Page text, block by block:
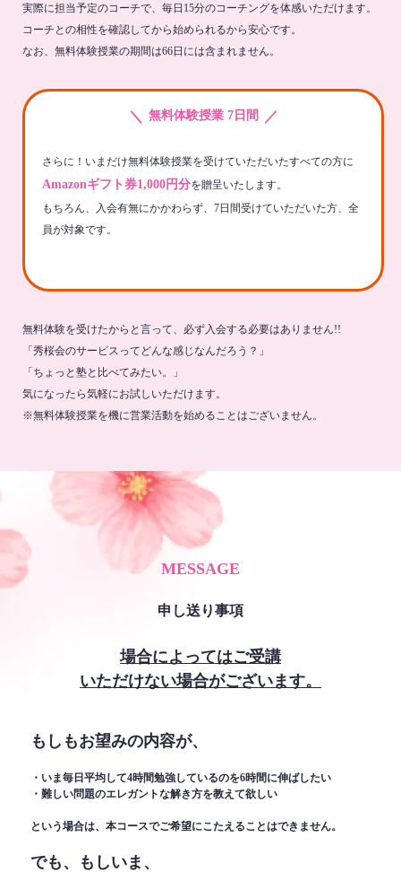
実際に担当予定のコーチで、毎日15分のコーチングを体感いただけます。
コーチとの相性を確認してから始められるから安心です。
なお、無料体験授業の期間は66日には含まれません。
＼ 無料体験授業 7日間 ／
さらに！いまだけ無料体験授業を受けていただいたすべての方に
Amazonギフト券1,000円分を贈呈いたします。
もちろん、入会有無にかかわらず、7日間受けていただいた方、全
員が対象です。
無料体験を受けたからと言って、必ず入会する必要はありません!!
「秀桜会のサービスってどんな感じなんだろう？」
「ちょっと塾と比べてみたい。」
気になったら気軽にお試しいただけます。
※無料体験授業を機に営業活動を始めることはございません。
MESSAGE
申し送り事項
場合によってはご受講
いただけない場合がございます。
もしもお望みの内容が、
・いま毎日平均して4時間勉強しているのを6時間に伸ばしたい
・難しい問題のエレガントな解き方を教えて欲しい
という場合は、本コースでご希望にこたえることはできません。
でも、もしいま、